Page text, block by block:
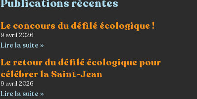
Publications récentes
Le concours du défilé écologique !
9 avril 2026
Lire la suite »
Le retour du défilé écologique pour
célébrer la Saint-Jean
9 avril 2026
Lire la suite »